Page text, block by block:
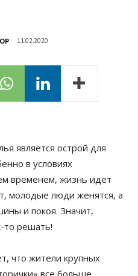
11.02.2020
является острой для
в условиях
временем, жизнь идет
молодые люди женятся, а
и покоя. Значит,
то решать!
что жители крупных
все больше